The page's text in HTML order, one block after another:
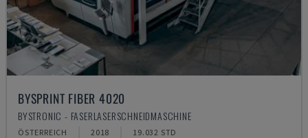
BYSPRINT FIBER 4020
BYSTRONIC - FASERLASERSCHNEIDMASCHINE
ÖSTERREICH 2018 19.032 STD